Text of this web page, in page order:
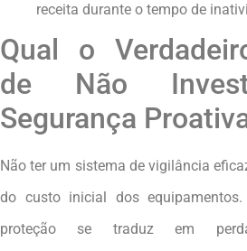
receita durante o tempo de
Qual o
de Não
Segurança
Não ter um sistema de vigilância
do custo inicial dos
proteção se traduz em